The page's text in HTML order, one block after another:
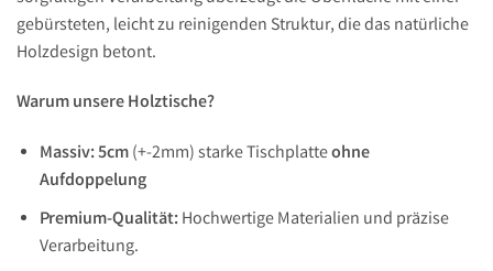
gebürsteten, leicht zu reinigenden Struktur, die das natürliche
Holzdesign betont.
Warum unsere Holztische?
Massiv: 5cm(+-2mm) starke Tischplatteohne
Aufdoppelung
Premium-Qualität:Hochwertige Materialien und präzise
Verarbeitung.